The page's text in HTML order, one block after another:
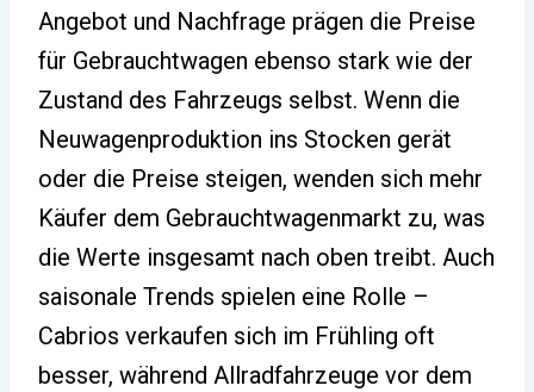
Angebot und Nachfrage prägen die Preise
für Gebrauchtwagen ebenso stark wie der
Zustand des Fahrzeugs selbst. Wenn die
Neuwagenproduktion ins Stocken gerät
oder die Preise steigen, wenden sich mehr
Käufer dem Gebrauchtwagenmarkt zu, was
die Werte insgesamt nach oben treibt. Auch
saisonale Trends spielen eine Rolle –
Cabrios verkaufen sich im Frühling oft
besser, während Allradfahrzeuge vor dem